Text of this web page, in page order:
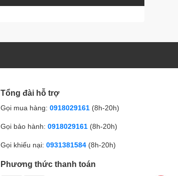
Tổng đài hỗ trợ
Gọi mua hàng: 0918029161 (8h-20h)
Gọi bảo hành: 0918029161 (8h-20h)
Gọi khiếu nại: 0931381584 (8h-20h)
Phương thức thanh toán